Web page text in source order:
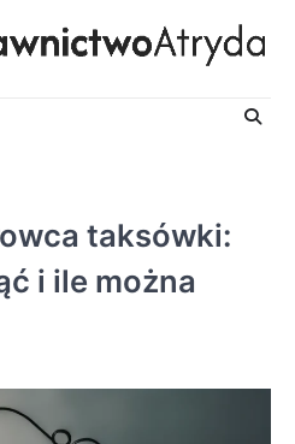
taksówki:
i ile można